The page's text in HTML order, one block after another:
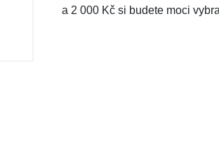
a 2 000 Kč si budete moci